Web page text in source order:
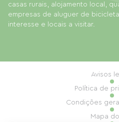
casas rurais, alojamento local,
empresas de aluguer de
interesse e locais a visitar.
Avisos
Política de
Condições
Mapa